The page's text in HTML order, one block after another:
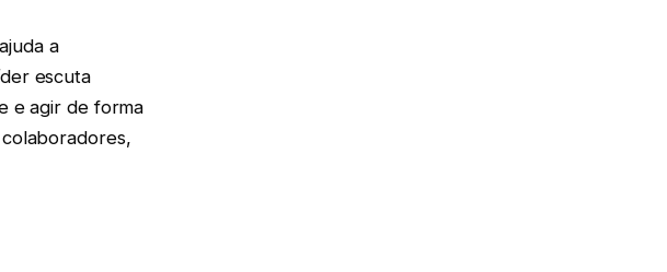
a
escuta
e agir de forma